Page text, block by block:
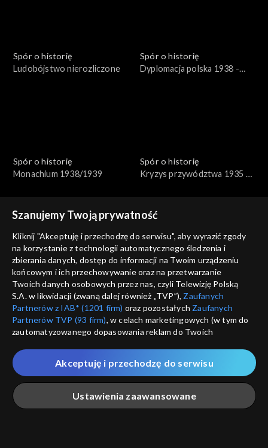
Spór o historię
Ludobójstwo nierozliczone
Spór o historię
Dyplomacja polska 1938 -
Spór o historię
Monachium 1938/1939
Spór o historię
Kryzys przywództwa 1935 -
Spór o historię
Wyjście armii gen. Andersa
Spór o historię
Związku Sowieckiego walka z
Kościołem
Spór o historię
Sowieckie deportacje
Polaków
Spór o historię
Rabunek polskich dzieci
przez Niemców
Szanujemy Twoją prywatność
Kliknij "Akceptuję i przechodzę do serwisu", aby wyrazić zgody
na korzystanie z technologii automatycznego śledzenia i
zbierania danych, dostęp do informacji na Twoim urządzeniu
końcowym i ich przechowywanie oraz na przetwarzanie
Twoich danych osobowych przez nas, czyli Telewizję Polską
S.A. w likwidacji (zwaną dalej również „TVP”), Zaufanych
Partnerów z IAB* (1201 firm) oraz pozostałych Zaufanych
Partnerów TVP (93 firm), w celach marketingowych (w tym do
zautomatyzowanego dopasowania reklam do Twoich
które wskazujemy poniżej, a także zgody na udostępnianie
przez nas identyfikatora PPID do Google.
Twoje dane osobowe zbierane podczas odwiedzania przez
Ciebie naszych
poszczególnych serwisówzwanych dalej
„Portalem”, w tym informacje zapisywane za pomocą
Ustawienia zaawansowane
Akceptuję i przechodzę do serwisu